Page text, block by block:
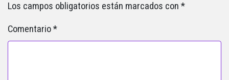
Los campos obligatorios están marcados con *
Comentario*